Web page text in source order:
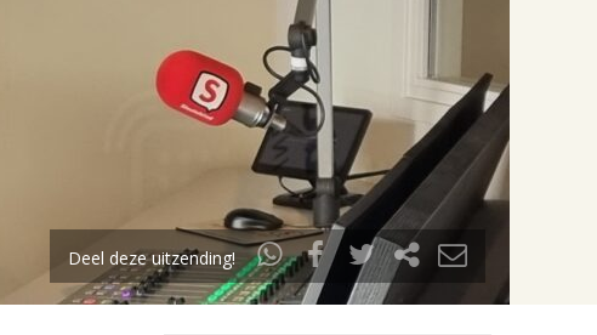
Deel deze uitzending!